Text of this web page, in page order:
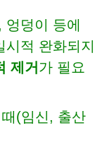
덩이 등에
적 완화되지
제거 가 필요
(임신, 출산